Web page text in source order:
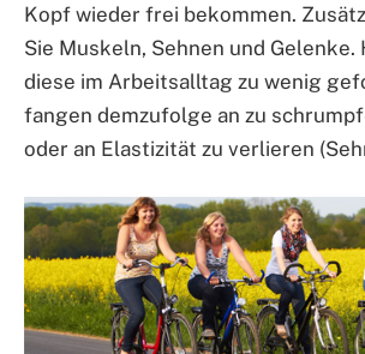
Kopf wieder frei bekommen.
Sie Muskeln, Sehnen und
diese im Arbeitsalltag zu wenig
fangen demzufolge an zu
oder an Elastizität zu verlieren